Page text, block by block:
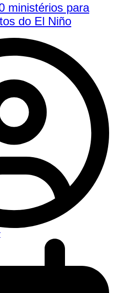
ministérios para
do El Niño